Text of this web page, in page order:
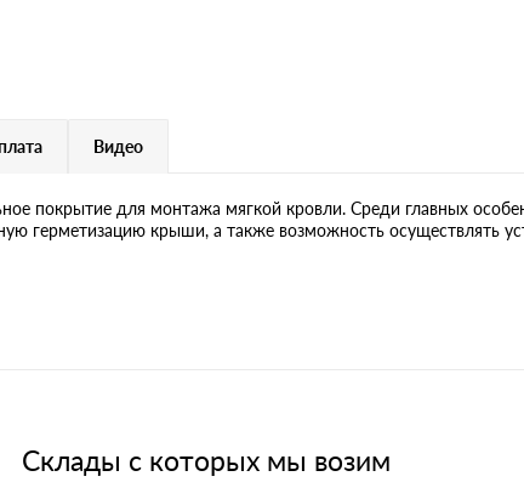
Видео
покрытие для монтажа мягкой кровли. Среди главных
герметизацию крыши, а также возможность осуществлять
Склады с которых мы возим